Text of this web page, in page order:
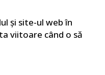
și site-ul web în
viitoare când o să